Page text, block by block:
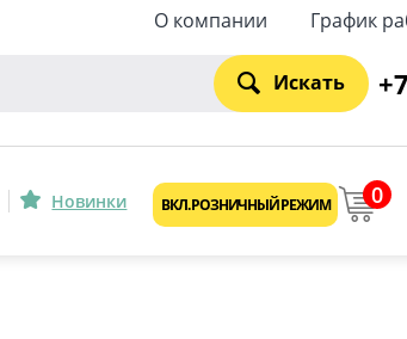
О компании График
Искать
Новинки ВКЛ. РОЗНИЧНЫЙ РЕЖИМ 0